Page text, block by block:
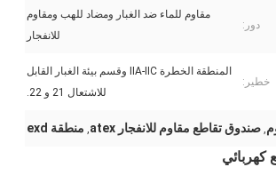
دور:
مقاوم للماء ضد الغبار ومضاد للهب ومقاوم
للانفجار
خطير:
المنطقة الخطرة IIA-IIC وقسم بيئة الغبار القابل
للاشتعال 21 و 22.
, صندوق تقاطع مقاوم للانفجار atex , منطقة exd